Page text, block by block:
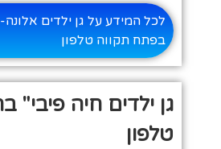
לכל המידע על גן ילדים אלונה-
בפתח תקווה טלפון
גן ילדים חיה פיבי"
טלפון